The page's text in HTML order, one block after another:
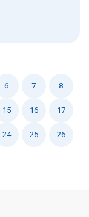
6 7 8
15 16 17
24 25 26